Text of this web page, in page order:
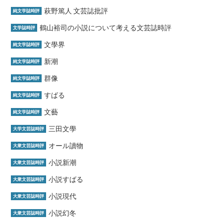
純文学誌時評 萩野篤人 文芸誌批評
文学誌時評 鶴山裕司の小説について考える文芸誌時評
純文学誌時評 文學界
純文学誌時評 新潮
純文学誌時評 群像
純文学誌時評 すばる
純文学誌時評 文藝
大学文芸誌時評 三田文學
大衆文芸誌時評 オール讀物
大衆文芸誌時評 小説新潮
大衆文芸誌時評 小説すばる
大衆文芸誌時評 小説現代
大衆文芸誌時評 小説幻冬